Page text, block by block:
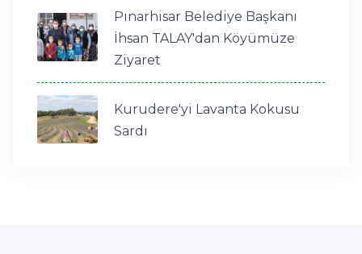
Pınarhisar Belediye Başkanı
İhsan TALAY'dan Köyümüze
Ziyaret
Kurudere'yi Lavanta Kokusu
Sardı